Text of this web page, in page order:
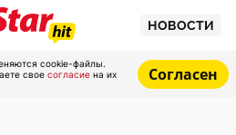
НОВОСТИ
cookie-файлы.
свое согласие на их
Согласен